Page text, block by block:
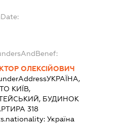
ОЛЕКСІЙОВИЧ
УКРАЇНА,
КИЇВ,
БУДИНОК
318
Україна